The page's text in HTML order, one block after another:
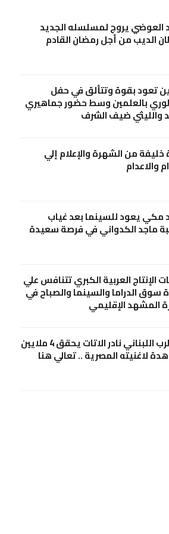
العوضي يروج لمسلسله الجديد
الديب من أجل رمضان القادم
تعود بقوة وتتألق في حفل
بالعلمين وسط حضور جماهيري
والليثي ضيف الشرف
خليفة من الشهرة والإعلام إلي
والاعدام
مكي يعود للسينما بعد غياب
ماجد الكدواني في فرصة سعيدة
الإنتاج العربية الكبري تتنافس علي
سوق الدراما والسينما والصباح في
المشهد الإقليمي
المطرب اللبناني نادر الاتات يحقق 4 ملايين
لاغنيته المصرية .. تعالي هنا